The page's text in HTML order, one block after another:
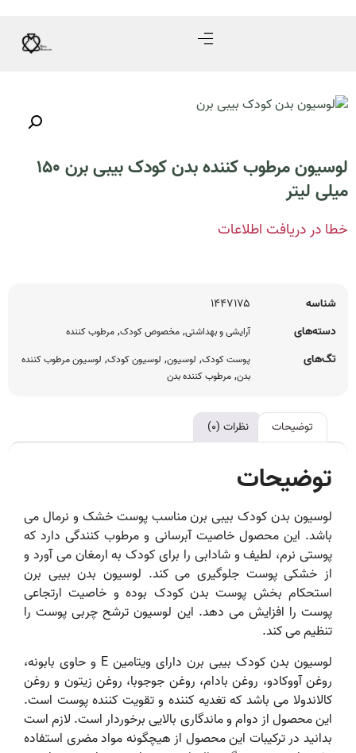
لوسیون مرطوب کننده بدن کودک بیبی برن ۱۵۰
میلی لیتر
خطا در دریافت اطلاعات
شناسه
۱۴۴۷۱۷۵
دسته‌های
آرایشی و بهداشتی, مخصوص کودک, مرطوب کننده
تگ‌های پوست کودک, لوسیون, لوسیون کودک, لوسیون مرطوب کننده
بدن, مرطوب کننده بدن
توضیحات نظرات (۰)
توضیحات
لوسیون بدن کودک بیبی برن مناسب پوست خشک و نرمال می
باشد. این محصول خاصیت آبرسانی و مرطوب کنندگی دارد که
پوستی نرم، لطیف و شادابی را برای کودک به ارمغان می آورد و
از خشکی پوست جلوگیری می کند. لوسیون بدن بیبی برن
استحکام بخش پوست بدن کودک بوده و خاصیت ارتجاعی
پوست را افزایش می دهد. این لوسیون ترشح چربی پوست را
تنظیم می کند.
لوسیون بدن‌ کودک بیبی برن دارای ویتامین E و حاوی بابونه،
روغن آووکادو، روغن بادام، روغن جوجوبا، روغن زیتون و روغن
کالاندولا می باشد که تغدیه کننده و تقویت کننده پوست است.
این محصول از دوام و ماندگاری بالایی برخوردار است. لازم است
بدانید در ترکیبات این محصول از هیچگونه مواد مضری استفاده